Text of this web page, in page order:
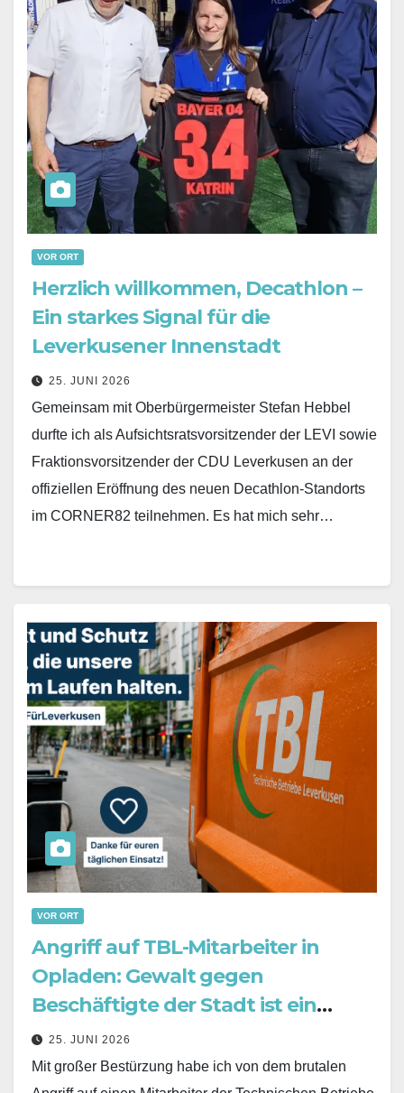
VOR ORT
Herzlich willkommen, Decathlon –
Ein starkes Signal für die
Leverkusener Innenstadt
25. JUNI 2026
Gemeinsam mit Oberbürgermeister Stefan Hebbel
durfte ich als Aufsichtsratsvorsitzender der LEVI sowie
Fraktionsvorsitzender der CDU Leverkusen an der
offiziellen Eröffnung des neuen Decathlon-Standorts
im CORNER82 teilnehmen. Es hat mich sehr…
VOR ORT
Angriff auf TBL-Mitarbeiter in
Opladen: Gewalt gegen
Beschäftigte der Stadt ist ein
Angriff auf uns alle
25. JUNI 2026
Mit großer Bestürzung habe ich von dem brutalen